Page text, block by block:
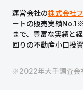
運営会社の株式会社
ートの販売実績
まで、豊富な実績と
回りの不動産小口投
※2022年大手調査会